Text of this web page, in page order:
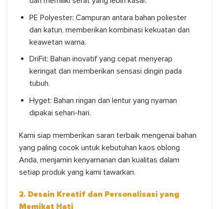
PE Polyester: Campuran antara bahan poliester
dan katun, memberikan kombinasi kekuatan dan
keawetan warna.
DriFit: Bahan inovatif yang cepat menyerap
keringat dan memberikan sensasi dingin pada
tubuh.
Hyget: Bahan ringan dan lentur yang nyaman
dipakai sehari-hari.
Kami siap memberikan saran terbaik mengenai bahan
yang paling cocok untuk kebutuhan kaos oblong
Anda, menjamin kenyamanan dan kualitas dalam
setiap produk yang kami tawarkan.
2. Desain Kreatif dan Personalisasi yang
Memikat Hati